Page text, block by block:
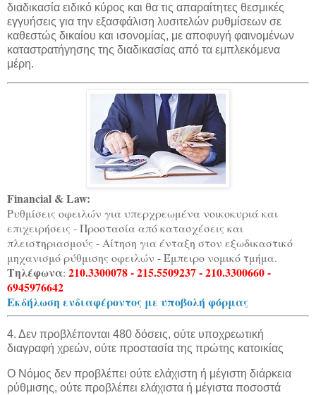
διαδικασία ειδικό κύρος και θα τις απαραίτητες θεσμικές
εγγυήσεις για την εξασφάλιση λυσιτελών ρυθμίσεων σε
καθεστώς δικαίου και ισονομίας, με αποφυγή φαινομένων
καταστρατήγησης της διαδικασίας από τα εμπλεκόμενα
μέρη.
Financial & Law:
Ρυθμίσεις οφειλών για υπερχρεωμένα νοικοκυριά και
επιχειρήσεις - Προστασία από κατασχέσεις και
πλειστηριασμούς - Αίτηση για ένταξη στον εξωδικαστικό
μηχανισμό ρύθμισης οφειλών - Έμπειρο νομικό τμήμα.
Τηλέφωνα: 210.3300078 - 215.5509237 - 210.3300660 -
6945976642
Εκδήλωση ενδιαφέροντος με υποβολή φόρμας
4. Δεν προβλέπονται 480 δόσεις, ούτε υποχρεωτική
διαγραφή χρεών, ούτε προστασία της πρώτης κατοικίας
Ο Νόμος δεν προβλέπει ούτε ελάχιστη ή μέγιστη διάρκεια
ρύθμισης, ούτε προβλέπει ελάχιστα ή μέγιστα ποσοστά